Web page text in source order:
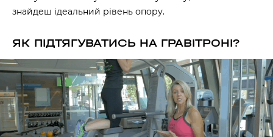
знайдеш ідеальний рівень опору.
ЯК ПІДТЯГУВАТИСЬ НА ГРАВІТРОНІ?